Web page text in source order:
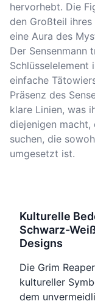
hervorhebt. Die
den Großteil
eine Aura des
Der Sensenmann
Schlüsselelement
einfache
Präsenz des
klare Linien, was
diejenigen macht,
suchen, die
umgesetzt ist.
Kulturelle
Schwarz-
Designs
Die Grim
kultureller
dem